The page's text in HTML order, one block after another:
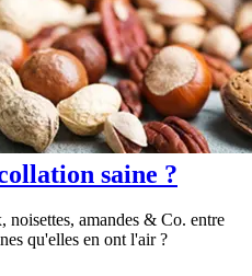
saine ?
noisettes, amandes & Co. entre
qu'elles en ont l'air ?